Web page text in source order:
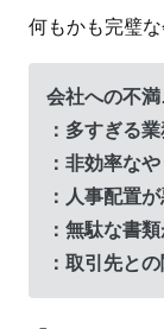
何もかも完璧な
会社への不
：多すぎる
：非効率な
：人事配置
：無駄な書
：取引先と